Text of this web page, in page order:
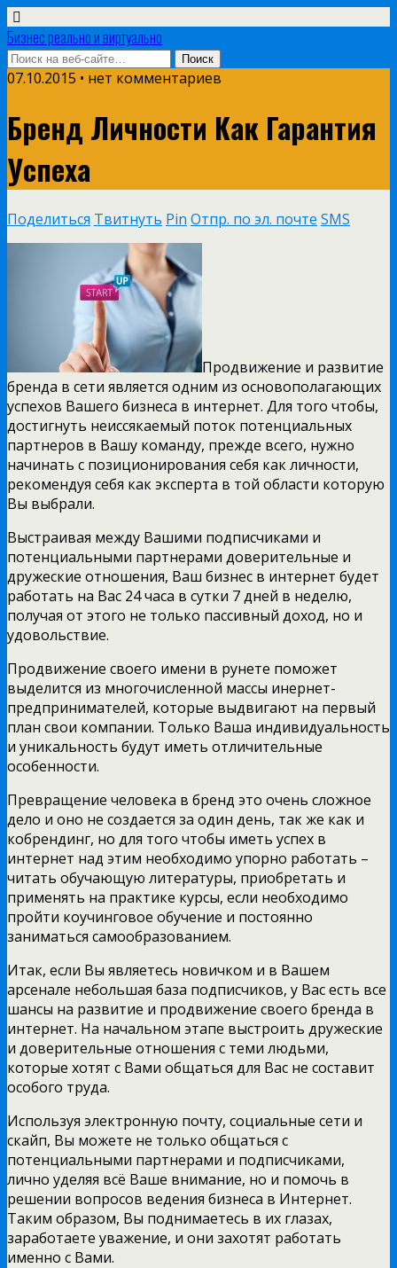
Бизнес реально и виртуально
07.10.2015 • нет комментариев
Бренд Личности Как Гарантия
Успеха
Поделиться Твитнуть Pin Отпр. по эл. почте SMS
Продвижение и развитие
бренда в сети является одним из основополагающих
успехов Вашего бизнеса в интернет. Для того чтобы,
достигнуть неиссякаемый поток потенциальных
партнеров в Вашу команду, прежде всего, нужно
начинать с позиционирования себя как личности,
рекомендуя себя как эксперта в той области которую
Вы выбрали.
Выстраивая между Вашими подписчиками и
потенциальными партнерами доверительные и
дружеские отношения, Ваш бизнес в интернет будет
работать на Вас 24 часа в сутки 7 дней в неделю,
получая от этого не только пассивный доход, но и
удовольствие.
Продвижение своего имени в рунете поможет
выделится из многочисленной массы инернет-
предпринимателей, которые выдвигают на первый
план свои компании. Только Ваша индивидуальность
и уникальность будут иметь отличительные
особенности.
Превращение человека в бренд это очень сложное
дело и оно не создается за один день, так же как и
кобрендинг, но для того чтобы иметь успех в
интернет над этим необходимо упорно работать –
читать обучающую литературы, приобретать и
применять на практике курсы, если необходимо
пройти коучинговое обучение и постоянно
заниматься самообразованием.
Итак, если Вы являетесь новичком и в Вашем
арсенале небольшая база подписчиков, у Вас есть все
шансы на развитие и продвижение своего бренда в
интернет. На начальном этапе выстроить дружеские
и доверительные отношения с теми людьми,
которые хотят с Вами общаться для Вас не составит
особого труда.
Используя электронную почту, социальные сети и
скайп, Вы можете не только общаться с
потенциальными партнерами и подписчиками,
лично уделяя всё Ваше внимание, но и помочь в
решении вопросов ведения бизнеса в Интернет.
Таким образом, Вы поднимаетесь в их глазах,
заработаете уважение, и они захотят работать
именно с Вами.